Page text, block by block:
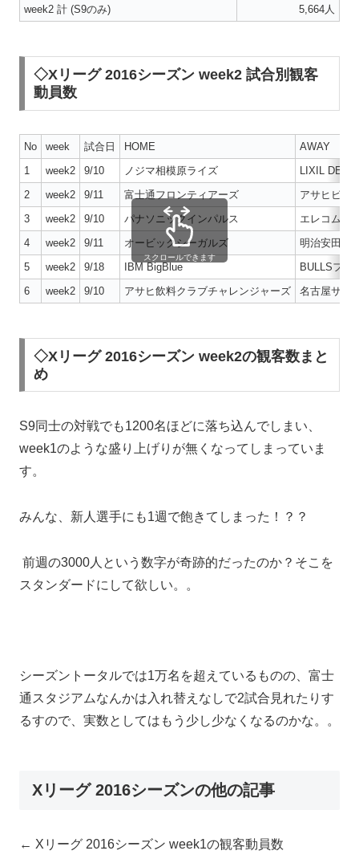
week2 計 (S9のみ) 5,664人
◇Xリーグ 2016シーズン week2 試合別観客
動員数
No week 試合日 HOME
AWAY
1
week2 9/10 ノジマ相模原ライズ
LIXIL
2
week2 9/11 富士通フロンティアーズ
アサヒビー
3
week2 9/10 パナソニックインパルス
エレコム神
4
week2 9/11 オービックシーガルズ
明治安田
5
week2 9/18 IBM BigBlue
BULLSフッ
6
week2 9/10 アサヒ飲料クラブチャレンジャーズ 名古屋サイ
スクロールできます
◇Xリーグ 2016シーズン week2の観客数まと
め
S9同士の対戦でも1200名ほどに落ち込んでしまい、
week1のような盛り上げりが無くなってしまっていま
す。
みんな、新人選手にも1週で飽きてしまった！？？
前週の3000人という数字が奇跡的だったのか？そこを
スタンダードにして欲しい。。
シーズントータルでは1万名を超えているものの、富士
通スタジアムなんかは入れ替えなしで2試合見れたりす
るすので、実数としてはもう少し少なくなるのかな。。
Xリーグ 2016シーズンの他の記事
← Xリーグ 2016シーズン week1の観客動員数